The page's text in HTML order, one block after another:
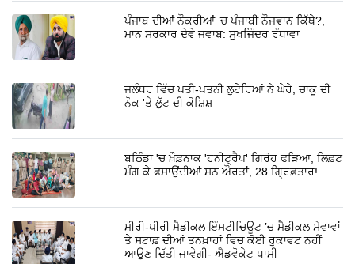
ਪੰਜਾਬ ਦੀਆਂ ਨੌਕਰੀਆਂ ’ਚ ਪੰਜਾਬੀ ਨੌਜਵਾਨ ਕਿੱਥੇ?,
ਮਾਨ ਸਰਕਾਰ ਦੇਵੇ ਜਵਾਬ: ਸੁਖਜਿੰਦਰ ਰੰਧਾਵਾ
ਜਲੰਧਰ ਵਿੱਚ ਪਤੀ-ਪਤਨੀ ਲੁਟੇਰਿਆਂ ਨੇ ਘੇਰੇ, ਚਾਕੂ ਦੀ
ਨੋਕ 'ਤੇ ਲੁੱਟ ਦੀ ਕੋਸ਼ਿਸ਼
ਬਠਿੰਡਾ 'ਚ ਖ਼ੌਫ਼ਨਾਕ 'ਹਨੀਟ੍ਰੈਪ' ਗਿਰੋਹ ਫੜਿਆ, ਲਿਫ਼ਟ
ਮੰਗ ਕੇ ਫਸਾਉਂਦੀਆਂ ਸਨ ਔਰਤਾਂ, 28 ਗ੍ਰਿਫ਼ਤਾਰ!
ਮੀਰੀ-ਪੀਰੀ ਮੈਡੀਕਲ ਇੰਸਟੀਚਿਊਟ ’ਚ ਮੈਡੀਕਲ ਸੇਵਾਵਾਂ
ਤੇ ਸਟਾਫ਼ ਦੀਆਂ ਤਨਖ਼ਾਹਾਂ ਵਿਚ ਕੋਈ ਰੁਕਾਵਟ ਨਹੀਂ
ਆਉਣ ਦਿੱਤੀ ਜਾਵੇਗੀ- ਐਡਵੋਕੇਟ ਧਾਮੀ